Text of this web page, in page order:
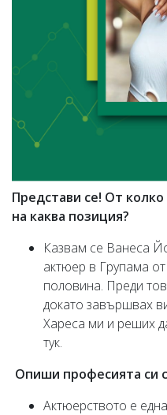
Представи се! От
на каква позиция?
Казвам се Ванеса
актюер в Групама
половина. Преди
докато завършвах
Хареса ми и реших
тук.
Опиши професията си
Актюерството е